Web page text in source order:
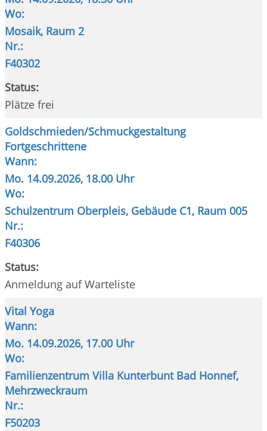
Wo:
Mosaik, Raum 2
Nr.:
F40302
Status:
Plätze frei
Goldschmieden/Schmuckgestaltung
Fortgeschrittene
Wann:
Mo. 14.09.2026, 18.00 Uhr
Wo:
Schulzentrum Oberpleis, Gebäude C1, Raum 005
Nr.:
F40306
Status:
Anmeldung auf Warteliste
Vital Yoga
Wann:
Mo. 14.09.2026, 17.00 Uhr
Wo:
Familienzentrum Villa Kunterbunt Bad Honnef,
Mehrzweckraum
Nr.:
F50203